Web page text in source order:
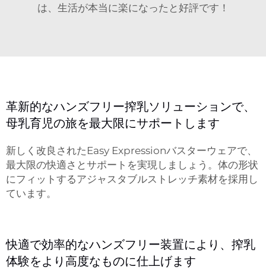
は、生活が本当に楽になったと好評です！
革新的なハンズフリー搾乳ソリューションで、
母乳育児の旅を最大限にサポートします
新しく改良されたEasy Expressionバスターウェアで、
最大限の快適さとサポートを実現しましょう。体の形状
にフィットするアジャスタブルストレッチ素材を採用し
ています。
快適で効率的なハンズフリー装置により、搾乳
体験をより高度なものに仕上げます